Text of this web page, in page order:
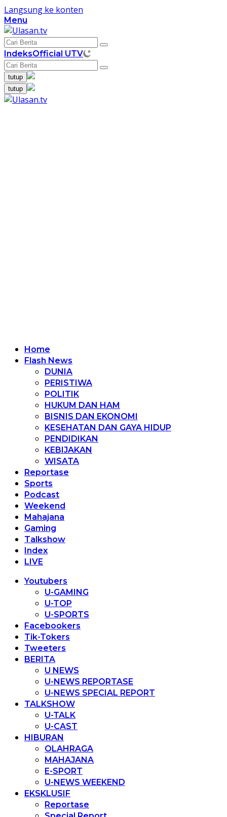
Langsung ke konten
Menu
IndeksOfficial UTV
tutup
tutup
Home
Flash News
DUNIA
PERISTIWA
POLITIK
HUKUM DAN HAM
BISNIS DAN EKONOMI
KESEHATAN DAN GAYA HIDUP
PENDIDIKAN
KEBIJAKAN
WISATA
Reportase
Sports
Podcast
Weekend
Mahajana
Gaming
Talkshow
Index
LIVE
Youtubers
U-GAMING
U-TOP
U-SPORTS
Facebookers
Tik-Tokers
Tweeters
BERITA
U NEWS
U-NEWS REPORTASE
U-NEWS SPECIAL REPORT
TALKSHOW
U-TALK
U-CAST
HIBURAN
OLAHRAGA
MAHAJANA
E-SPORT
U-NEWS WEEKEND
EKSKLUSIF
Reportase